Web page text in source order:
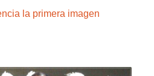
la primera imagen